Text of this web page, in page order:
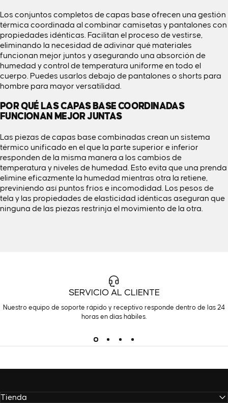
Los conjuntos completos de capas base ofrecen una gestión
térmica coordinada al combinar camisetas y pantalones con
propiedades idénticas. Facilitan el proceso de vestirse,
eliminando la necesidad de adivinar qué materiales
funcionan mejor juntos y asegurando una absorción de
humedad y control de temperatura uniforme en todo el
cuerpo. Puedes usarlos debajo de pantalones o shorts para
hombre para mayor versatilidad.
POR QUÉ LAS CAPAS BASE COORDINADAS
FUNCIONAN MEJOR JUNTAS
Las piezas de capas base combinadas crean un sistema
térmico unificado en el que la parte superior e inferior
responden de la misma manera a los cambios de
temperatura y niveles de humedad. Esto evita que una prenda
elimine eficazmente la humedad mientras otra la retiene,
previniendo así puntos fríos e incomodidad. Los pesos de
tela y las propiedades de elasticidad idénticas aseguran que
ninguna de las piezas restrinja el movimiento de la otra.
SERVICIO AL CLIENTE
Nuestro equipo de soporte rápido y receptivo responde dentro de las 24
horas en días hábiles.
Tienda